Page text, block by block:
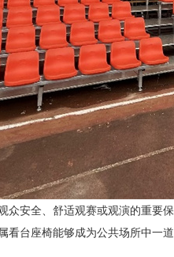
众安全、舒适观赛或观演的重
看台座椅能够成为公共场所中一